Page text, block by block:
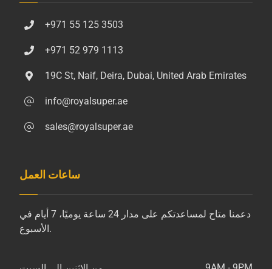
+971 55 125 3503
+971 52 979 1113
19C St, Naif, Deira, Dubai, United Arab Emirates
info@royalsuper.ae
sales@royalsuper.ae
ساعات العمل
دعمنا متاح لمساعدتكم على مدار 24 ساعة يوميًا، 7 أيام في
الأسبوع.